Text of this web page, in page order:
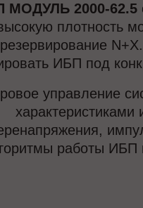
МОДУЛЬ 2000-62.5
плотность
резервирование
ИБП под
управление
характеристиками
работы ИБП